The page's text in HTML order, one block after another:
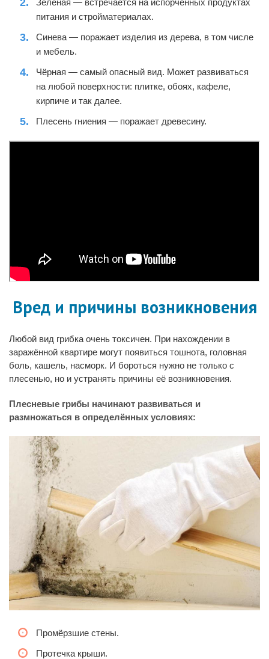
питания и стройматериалах.
Синева — поражает изделия из дерева, в том числе
и мебель.
Чёрная — самый опасный вид. Может развиваться
на любой поверхности: плитке, обоях, кафеле,
кирпиче и так далее.
Плесень гниения — поражает древесину.
Вред и причины возникновения
Любой вид грибка очень токсичен. При нахождении в
заражённой квартире могут появиться тошнота, головная
боль, кашель, насморк. И бороться нужно не только с
плесенью, но и устранять причины её возникновения.
Плесневые грибы начинают развиваться и
размножаться в определённых условиях:
Промёрзшие стены.
Протечка крыши.